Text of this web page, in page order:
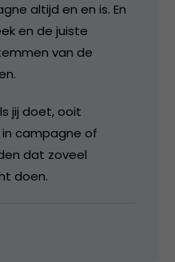
altijd en en is. En
en de juiste
van de
jij doet, ooit
campagne of
dat zoveel
doen.